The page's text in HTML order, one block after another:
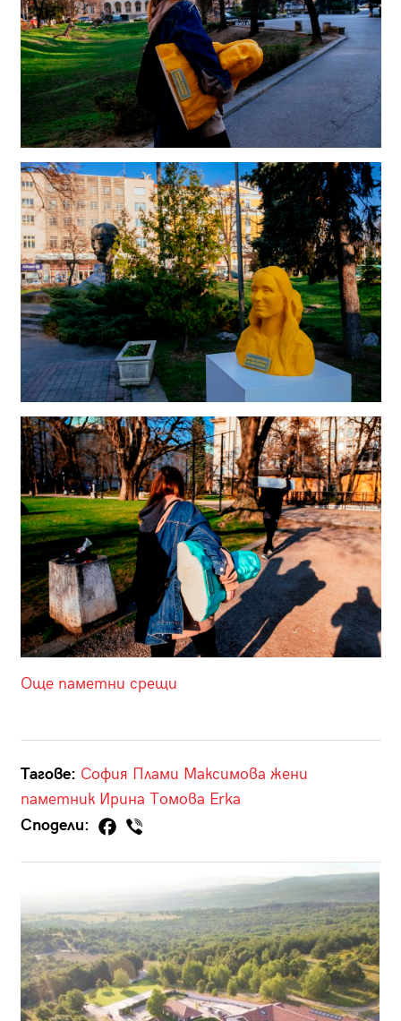
Още паметни срещи
Тагове: София Плами Максимова жени
паметник Ирина Томова Erka
Сподели: